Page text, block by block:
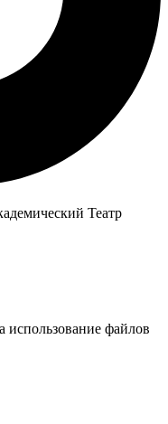
Театр
использование файлов